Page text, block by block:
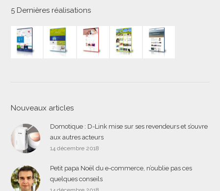
5 Dernières réalisations
Nouveaux articles
Domotique : D-Link mise sur ses revendeurs et s’ouvre
aux autres acteurs
14 décembre 2018
Petit papa Noël du e-commerce, n’oublie pas ces
quelques conseils